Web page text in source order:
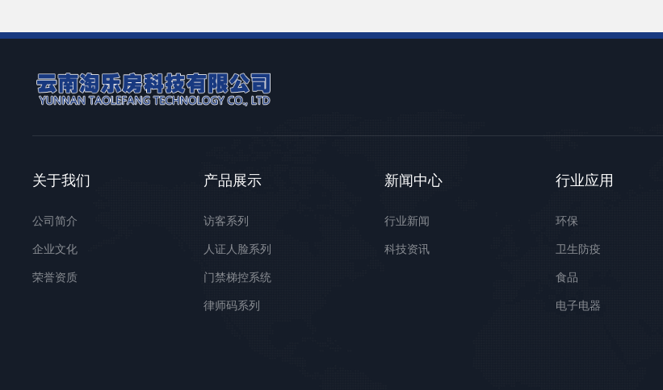
关于我们
公司简介
企业文化
荣誉资质
产品展示
访客系列
人证人脸系列
门禁梯控系统
律师码系列
新闻中心
行业新闻
科技资讯
行业应用
环保
卫生防疫
食品
电子电器